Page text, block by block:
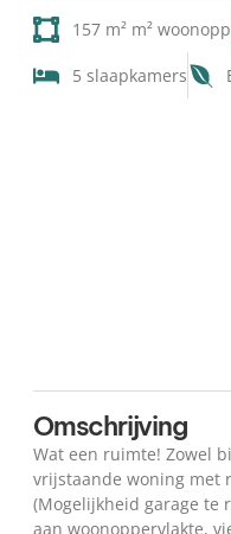
157 m² m² woonopp
5 slaapkamers
Omschrijving
Wat een ruimte! Zowel
vrijstaande woning met
(Mogelijkheid garage te
aan woonoppervlakte,